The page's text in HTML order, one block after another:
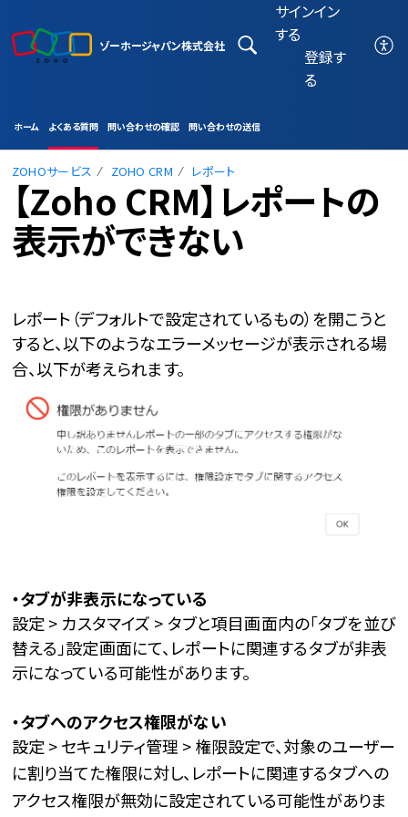
ゾーホージャパン株式会社
サインイン
する
登録す
る
ホーム よくある質問 問い合わせの確認 問い合わせの送信
ZOHOサービス ZOHO CRM レポート
【Zoho CRM】レポートの
表示ができない
レポート（デフォルトで設定されているもの）を開こうと
すると、以下のようなエラーメッセージが表示される場
合、以下が考えられます。
・タブが非表示になっている
設定 > カスタマイズ > タブと項目画面内の「タブを並び
替える」設定画面にて、レポートに関連するタブが非表
示になっている可能性があります。
・タブへのアクセス権限がない
設定 > セキュリティ管理 > 権限設定で、対象のユーザー
に割り当てた権限に対し、 レポートに関連するタブへの
アクセス権限が無効に設定されている可能性がありま